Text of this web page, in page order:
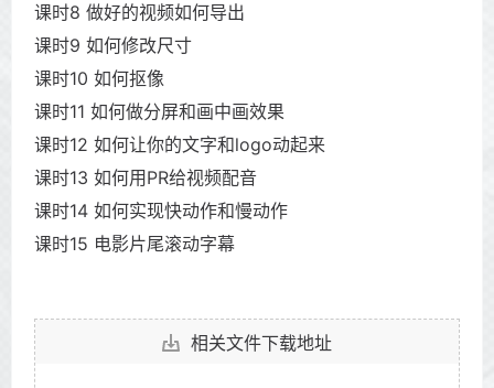
课时8 做好的视频如何导出
课时9 如何修改尺寸
课时10 如何抠像
课时11 如何做分屏和画中画效果
课时12 如何让你的文字和logo动起来
课时13 如何用PR给视频配音
课时14 如何实现快动作和慢动作
课时15 电影片尾滚动字幕
相关文件下载地址